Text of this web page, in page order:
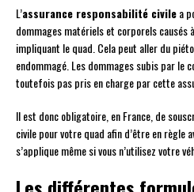
L’assurance responsabilité civilea
dommages matériels et corporels causés
impliquant le quad. Cela peut aller du
endommagé. Les dommages subis par le
toutefois pas pris en charge par cette
Il est donc obligatoire, en France, de
civile pour votre quad afin d’être en règle
s’applique même si vous n’utilisez votre